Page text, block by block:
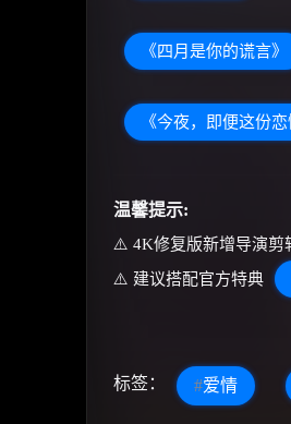
《四月是你的谎言》
《今夜，即便这份
温馨提示:
⚠️ 4K修复版新增导演剪
⚠️ 建议搭配官方特典
标签： #爱情